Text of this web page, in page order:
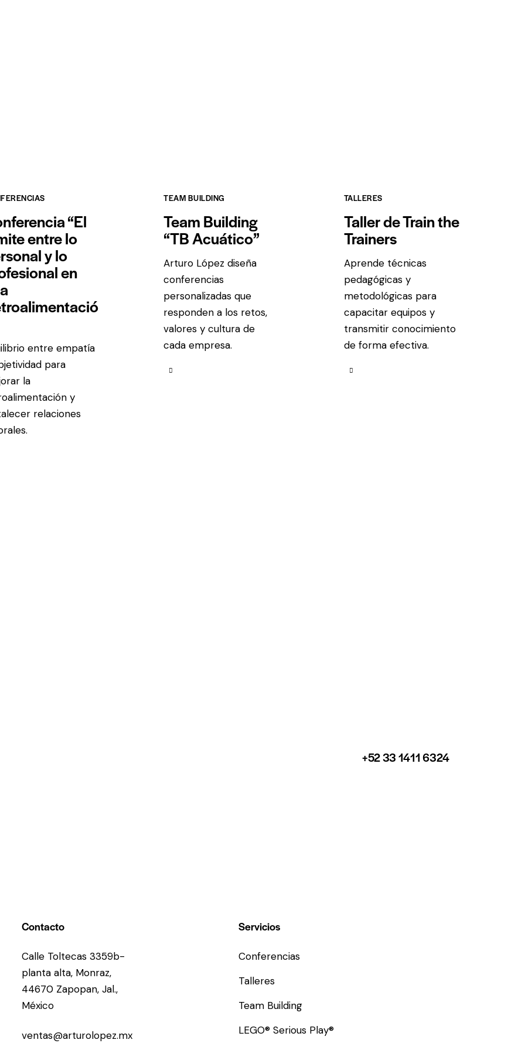
“El
entre lo
y lo
en
entre empatía
para
la
y
relaciones
TEAM BUILDING
Team Building
“TB Acuático”
Arturo López diseña
conferencias
personalizadas que
responden a los retos,
valores y cultura de
cada empresa.
TALLERES
Taller de Train the
Trainers
Aprende técnicas
pedagógicas y
metodológicas para
capacitar equipos y
transmitir conocimiento
de forma efectiva.
Contacto
Calle Toltecas 3359b-
planta alta, Monraz,
44670 Zapopan, Jal.,
México
ventas@arturolopez.mx
Servicios
Conferencias
Talleres
Team Building
LEGO® Serious Play®